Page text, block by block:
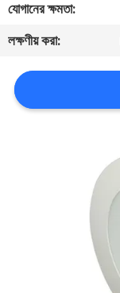
করুন
উদ্ধৃতির
জন্য
যোগানের ক্ষমতা:
লক্ষণীয় করা: